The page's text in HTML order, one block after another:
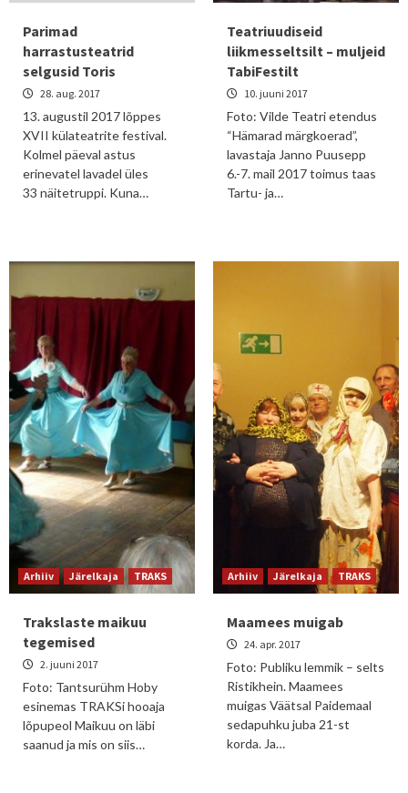
Parimad
harrastusteatrid
selgusid Toris
28. aug. 2017
13. augustil 2017 lõppes
XVII külateatrite festival.
Kolmel päeval astus
erinevatel lavadel üles
33 näitetruppi. Kuna…
Teatriuudiseid
liikmesseltsilt – muljeid
TabiFestilt
10. juuni 2017
Foto: Vilde Teatri etendus
“Hämarad märgkoerad”,
lavastaja Janno Puusepp
6.-7. mail 2017 toimus taas
Tartu- ja…
Arhiiv Järelkaja TRAKS
Trakslaste maikuu
tegemised
2. juuni 2017
Foto: Tantsurühm Hoby
esinemas TRAKSi hooaja
lõpupeol Maikuu on läbi
saanud ja mis on siis…
Arhiiv Järelkaja TRAKS
Maamees muigab
24. apr. 2017
Foto: Publiku lemmik – selts
Ristikhein. Maamees
muigas Väätsal Paidemaal
sedapuhku juba 21-st
korda. Ja…